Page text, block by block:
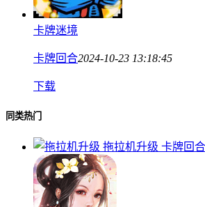
卡牌迷境
卡牌回合2024-10-23 13:18:45
下载
同类热门
拖拉机升级 卡牌回合